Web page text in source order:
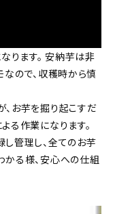
ります。 安納芋は非
なので、収穫時から慎
お芋を掘り起こすだ
る作業になります。
管理し、全てのお芋
る様、安心への仕組